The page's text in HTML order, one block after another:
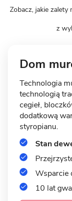
11
z
MUROWANY
Zobacz, jakie
z
Dom
Technologia
technologią
cegieł,
dodatkową
styropianu.
Stan
Wsparcie
10 lat